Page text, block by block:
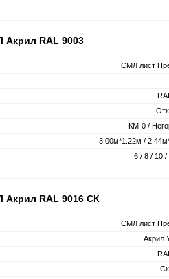
RAL 9003
СМЛ лист
КМ-0 /
3.00м*1.22м /
6 / 8 / 10
RAL 9016 СК
СМЛ лист
Акрил